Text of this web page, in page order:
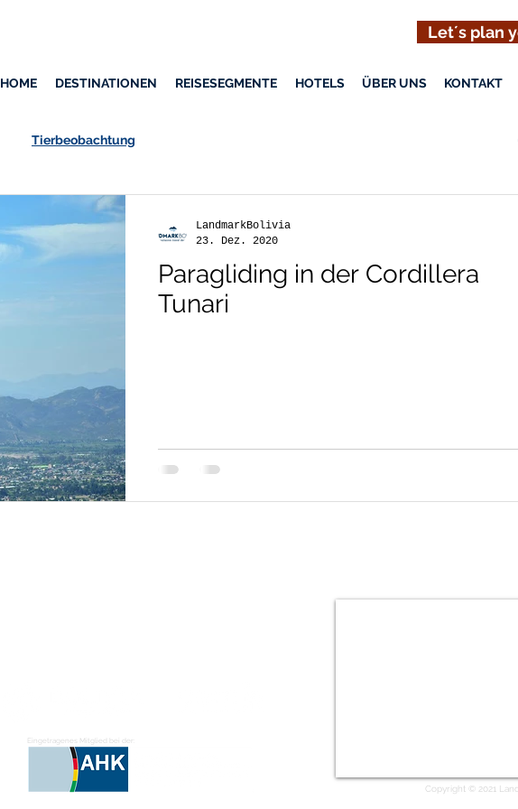
Let´s plan
HOME DESTINATIONEN REISESEGMENTE HOTELS ÜBER UNS KONTAKT
Tierbeobachtung
Paragliding in der Cordillera
Tunari
LandmarkBolivia
23. Dez. 2020
Eingetragenes Mitglied bei der:
Copyright © 2021